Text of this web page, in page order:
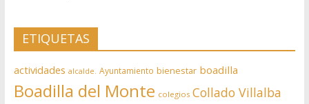
ETIQUETAS
actividades alcalde. Ayuntamiento bienestar boadilla
Boadilla del Monte colegios Collado Villalba